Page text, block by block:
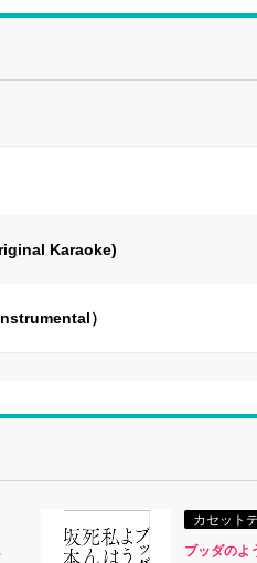
Karaoke)
）
カセット
ブッダのよ